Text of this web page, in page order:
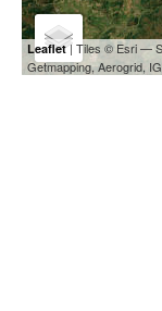
Leaflet| Tiles © Esri —
Getmapping, Aerogrid,